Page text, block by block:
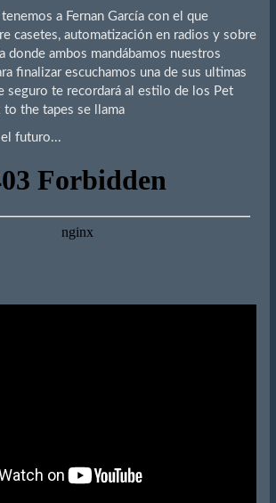
a Fernan García con el que
casetes, automatización en radios y sobre
donde ambos mandábamos nuestros
finalizar escuchamos una de sus ultimas
seguro te recordará al estilo de los Pet
the tapes se llama
el futuro...